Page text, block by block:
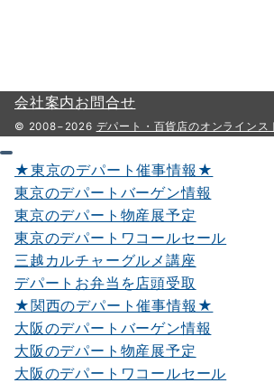
会社案内お問合せ
© 2008−2026 デパート・百貨店のオンラインス
★東京のデパート催事情報★
東京のデパートバーゲン情報
東京のデパート物産展予定
東京のデパートワコールセール
三越カルチャーグルメ講座
デパートお弁当を店頭受取
★関西のデパート催事情報★
大阪のデパートバーゲン情報
大阪のデパート物産展予定
大阪のデパートワコールセール